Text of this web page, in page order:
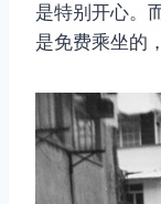
是特别开心。
是免费乘坐的